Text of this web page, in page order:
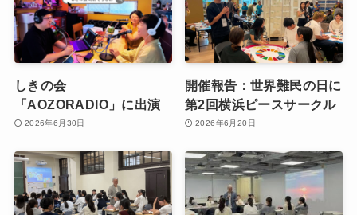
しきの会
「AOZORADIO」に出演
2026年6月30日
開催報告：世界難民の日に
第2回横浜ピースサークル
2026年6月20日